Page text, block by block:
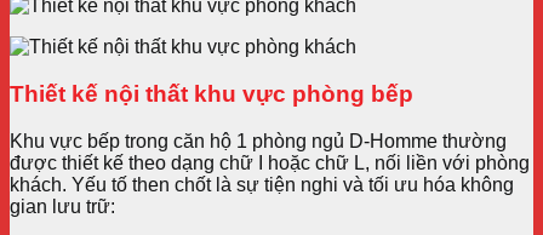
Thiết kế nội thất khu vực phòng bếp
Khu vực bếp trong căn hộ 1 phòng ngủ D-Homme thường
được thiết kế theo dạng chữ I hoặc chữ L, nối liền với phòng
khách. Yếu tố then chốt là sự tiện nghi và tối ưu hóa không
gian lưu trữ: